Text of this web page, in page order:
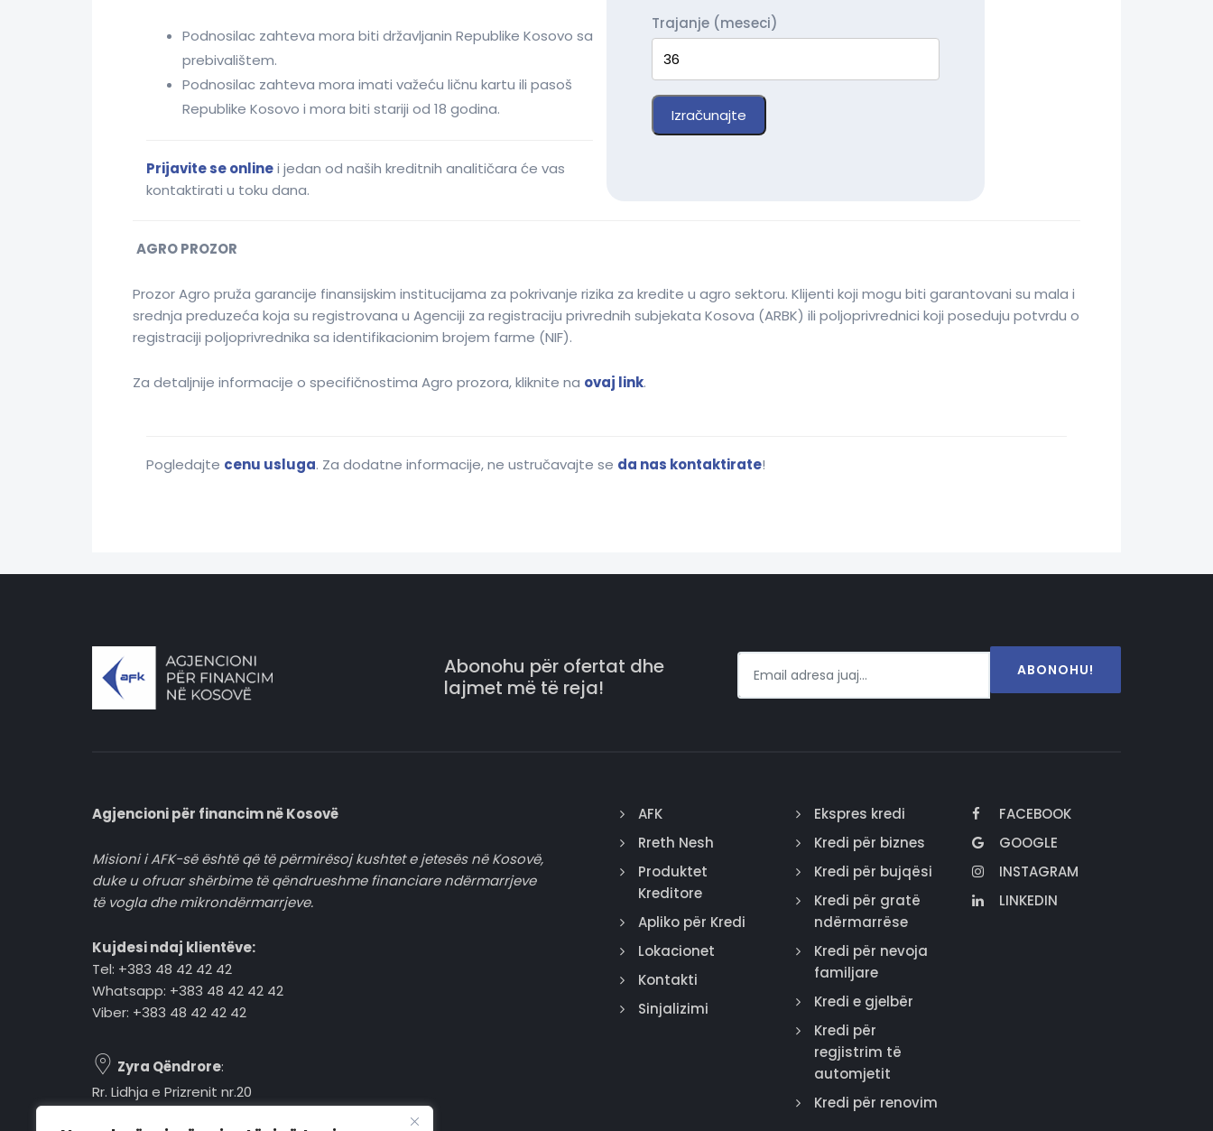
Podnosilac zahteva mora biti državljanin Republike Kosovo sa
prebivalištem.
Podnosilac zahteva mora imati važeću ličnu kartu ili pasoš
Republike Kosovo i mora biti stariji od 18 godina.
Prijavite se onlinei jedan od naših kreditnih analitičara će vas
kontaktirati u toku dana.
Trajanje (meseci)
Izračunajte
AGRO PROZOR
Prozor Agro pruža garancije finansijskim institucijama za pokrivanje rizika za kredite u agro sektoru. Klijenti koji mogu biti garantovani su mala i
srednja preduzeća koja su registrovana u Agenciji za registraciju privrednih subjekata Kosova (ARBK) ili poljoprivrednici koji poseduju potvrdu o
registraciji poljoprivrednika sa identifikacionim brojem farme (NIF).
Za detaljnije informacije o specifičnostima Agro prozora, kliknite na ovaj link.
Pogledajte cenu usluga. Za dodatne informacije, ne ustručavajte se da nas kontaktirate!
Abonohu për ofertat dhe
lajmet më të reja!
ABONOHU!
Agjencioni për financim në Kosovë
Misioni i AFK-së është që të përmirësoj kushtet e jetesës në Kosovë,
duke u ofruar shërbime të qëndrueshme financiare ndërmarrjeve
të vogla dhe mikrondërmarrjeve.
Kujdesi ndaj klientëve:
Tel: +383 48 42 42 42
Whatsapp: +383 48 42 42 42
Viber: +383 48 42 42 42
Zyra Qëndrore:
Rr. Lidhja e Prizrenit nr.20
AFK
Rreth Nesh
Produktet
Kreditore
Apliko për Kredi
Lokacionet
Kontakti
Sinjalizimi
Ekspres kredi
Kredi për biznes
Kredi për bujqësi
Kredi për gratë
ndërmarrëse
Kredi për nevoja
familjare
Kredi e gjelbër
Kredi për
regjistrim të
automjetit
Kredi për renovim
FACEBOOK
GOOGLE
INSTAGRAM
LINKEDIN